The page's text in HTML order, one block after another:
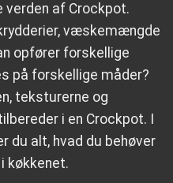
verden af Crockpot.
væskemængde
opfører forskellige
på forskellige måder?
teksturerne og
i en Crockpot. I
du alt, hvad du behøver
køkkenet.